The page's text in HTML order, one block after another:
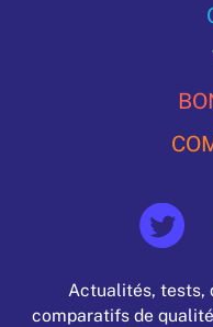
Actualités, tests,
comparatifs de